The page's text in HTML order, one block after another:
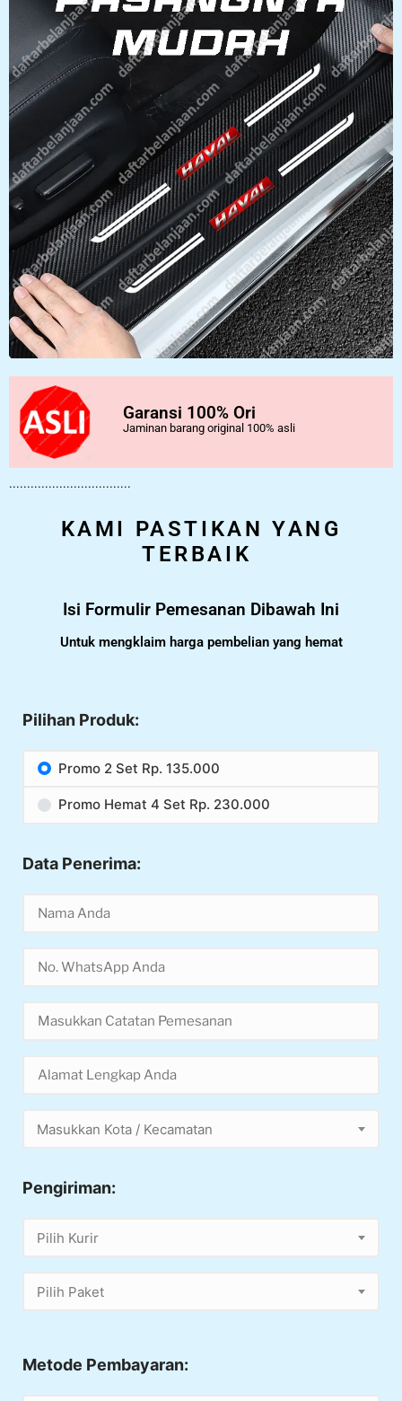
Garansi 100% Ori
Jaminan barang original 100% asli
..................................
KAMI PASTIKAN YANG
TERBAIK
Isi Formulir Pemesanan Dibawah Ini
Untuk mengklaim harga pembelian yang hemat
Pilihan Produk:
Promo 2 Set Rp. 135.000
Promo Hemat 4 Set Rp. 230.000
Data Penerima:
Masukkan Kota / Kecamatan
Pengiriman:
Pilih Kurir
Pilih Paket
Metode Pembayaran: